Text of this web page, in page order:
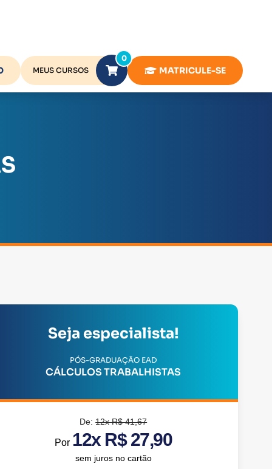
MEUS CURSOS
0
MATRICULE-SE
Seja especialista!
PÓS-GRADUAÇÃO EAD
CÁLCULOS TRABALHISTAS
De:12x R$ 41,67
Por 12x R$ 27,90
sem juros no cartão